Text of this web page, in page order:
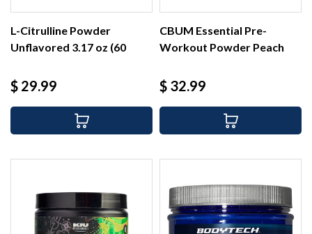
L-Citrulline Powder
Unflavored 3.17 oz (60
Precio
$ 29.99
CBUM Essential Pre-
Workout Powder Peach
Precio
$ 32.99